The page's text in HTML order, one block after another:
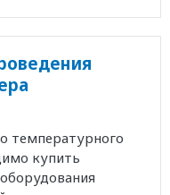
температурного
купить